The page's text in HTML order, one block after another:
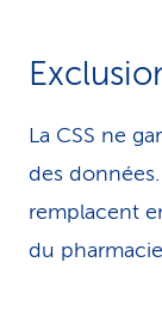
La CSS ne
des
remplacent
du